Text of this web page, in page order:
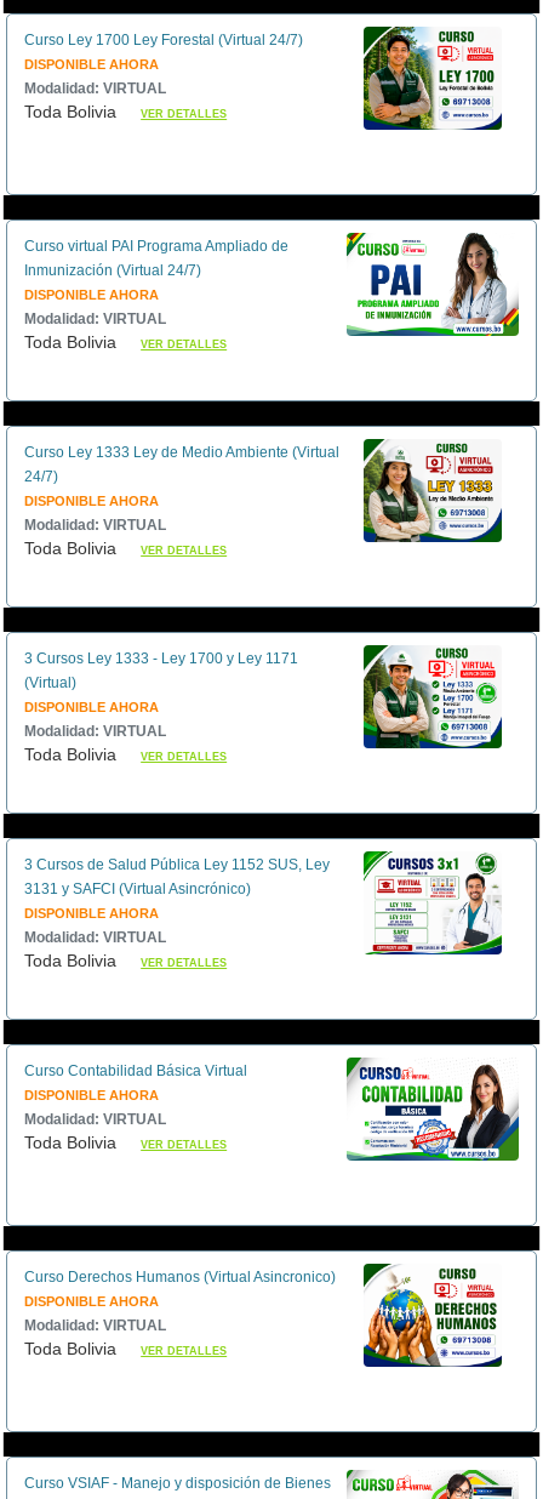
Curso Ley 1700 Ley Forestal (Virtual 24/7)
DISPONIBLE AHORA
Modalidad: VIRTUAL
Toda BoliviaVER DETALLES
Curso virtual PAI Programa Ampliado de
Inmunización (Virtual 24/7)
DISPONIBLE AHORA
Modalidad: VIRTUAL
Toda BoliviaVER DETALLES
Curso Ley 1333 Ley de Medio Ambiente (Virtual
24/7)
DISPONIBLE AHORA
Modalidad: VIRTUAL
Toda BoliviaVER DETALLES
3 Cursos Ley 1333 - Ley 1700 y Ley 1171
(Virtual)
DISPONIBLE AHORA
Modalidad: VIRTUAL
Toda BoliviaVER DETALLES
3 Cursos de Salud Pública Ley 1152 SUS, Ley
3131 y SAFCI (Virtual Asincrónico)
DISPONIBLE AHORA
Modalidad: VIRTUAL
Toda BoliviaVER DETALLES
Curso Contabilidad Básica Virtual
DISPONIBLE AHORA
Modalidad: VIRTUAL
Toda BoliviaVER DETALLES
Curso Derechos Humanos (Virtual Asincronico)
DISPONIBLE AHORA
Modalidad: VIRTUAL
Toda BoliviaVER DETALLES
Curso VSIAF - Manejo y disposición de Bienes